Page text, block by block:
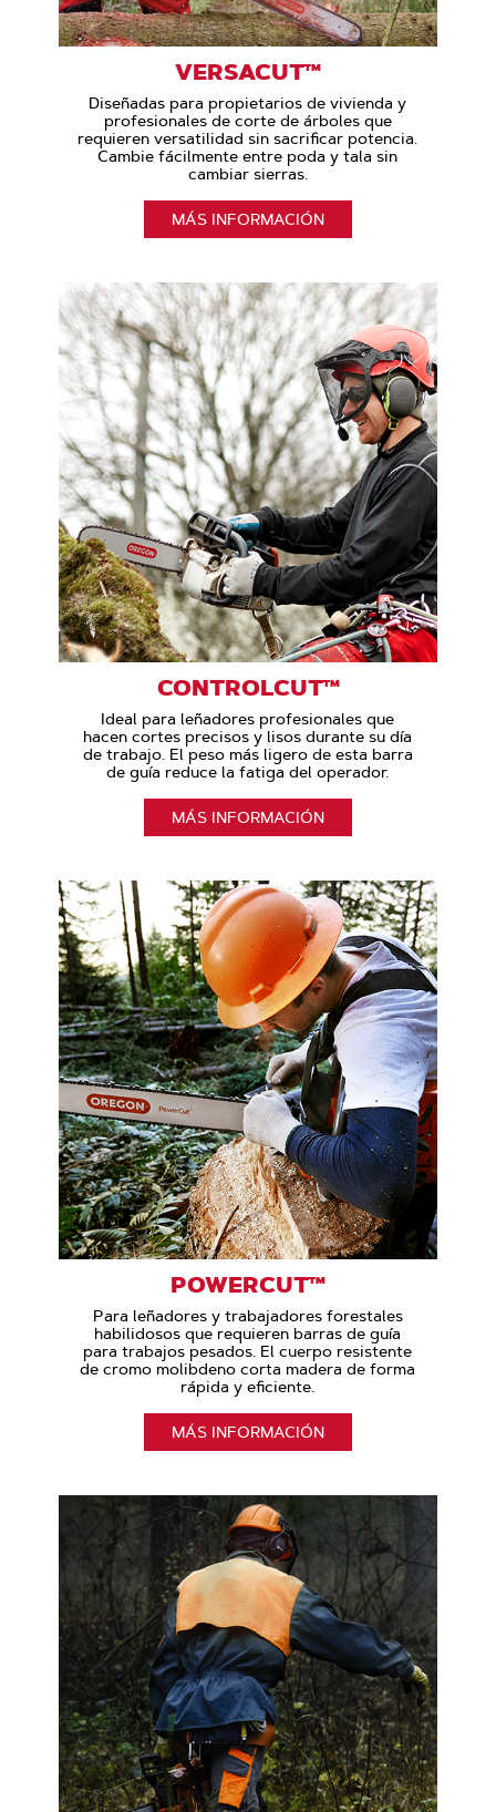
VERSACUT™
Diseñadas para propietarios de vivienda y
profesionales de corte de árboles que
requieren versatilidad sin sacrificar potencia.
Cambie fácilmente entre poda y tala sin
cambiar sierras.
MÁS INFORMACIÓN
CONTROLCUT™
Ideal para leñadores profesionales que
hacen cortes precisos y lisos durante su día
de trabajo. El peso más ligero de esta barra
de guía reduce la fatiga del operador.
MÁS INFORMACIÓN
POWERCUT™
Para leñadores y trabajadores forestales
habilidosos que requieren barras de guía
para trabajos pesados. El cuerpo resistente
de cromo molibdeno corta madera de forma
rápida y eficiente.
MÁS INFORMACIÓN